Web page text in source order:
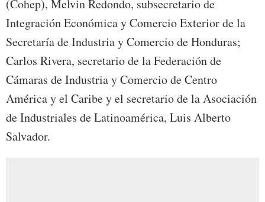
(Cohep), Melvin Redondo, subsecretario de
Integración Económica y Comercio Exterior de la
Secretaría de Industria y Comercio de Honduras;
Carlos Rivera, secretario de la Federación de
Cámaras de Industria y Comercio de Centro
América y el Caribe y el secretario de la Asociación
de Industriales de Latinoamérica, Luis Alberto
Salvador.